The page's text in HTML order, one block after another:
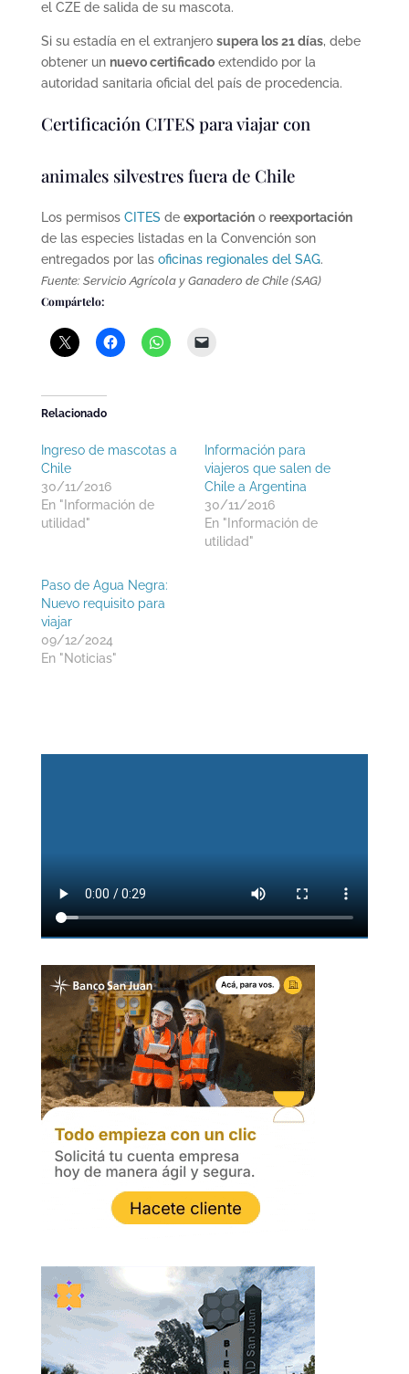
el CZE de salida de su mascota.
Si su estadía en el extranjero supera los 21 días, debe
obtener un nuevo certificadoextendido por la
autoridad sanitaria oficial del país de procedencia.
Certificación CITES para viajar con
animales silvestres fuera de Chile
Los permisos CITES de exportacióno reexportación
de las especies listadas en la Convención son
entregados por las oficinas regionales del SAG.
Fuente: Servicio Agrícola y Ganadero de Chile (SAG)
Compártelo:
Relacionado
Ingreso de mascotas a
Chile
30/11/2016
En "Información de
utilidad"
Información para
viajeros que salen de
Chile a Argentina
30/11/2016
En "Información de
utilidad"
Paso de Agua Negra:
Nuevo requisito para
viajar
09/12/2024
En "Noticias"